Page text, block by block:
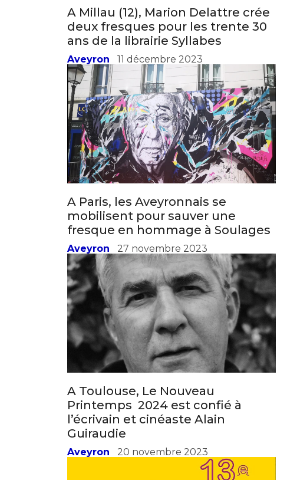
A Millau (12), Marion Delattre crée
deux fresques pour les trente 30
ans de la librairie Syllabes
Aveyron 11 décembre 2023
A Paris, les Aveyronnais se
mobilisent pour sauver une
fresque en hommage à Soulages
Aveyron 27 novembre 2023
A Toulouse, Le Nouveau
Printemps 2024 est confié à
l’écrivain et cinéaste Alain
Guiraudie
Aveyron 20 novembre 2023